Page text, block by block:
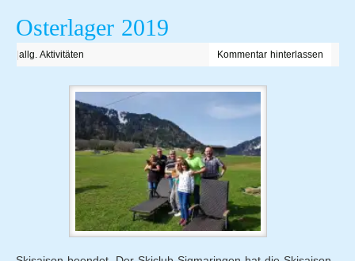
Osterlager 2019
|allg. Aktivitäten Kommentar hinterlassen